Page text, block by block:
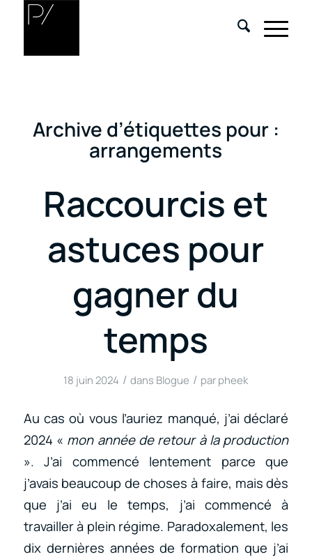
Archive d’étiquettes pour :
arrangements
Raccourcis et
astuces pour
gagner du
temps
18 juin 2024 / dans Blogue / par pheek
Au cas où vous l’auriez manqué, j’ai déclaré
2024 « mon année de retour à la production
». J’ai commencé lentement parce que
j’avais beaucoup de choses à faire, mais dès
que j’ai eu le temps, j’ai commencé à
travailler à plein régime. Paradoxalement, les
dix dernières années de formation que j’ai